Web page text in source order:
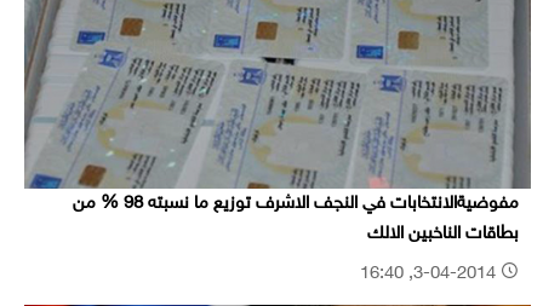
مفوضيةالانتخابات في النجف الاشرف توزيع ما نسبته 98 % من
بطاقات الناخبين الالك